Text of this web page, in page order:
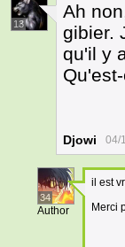
13
Ah
gibier.
qu'il y
Djowi 04/
34
Author
il est
Merci